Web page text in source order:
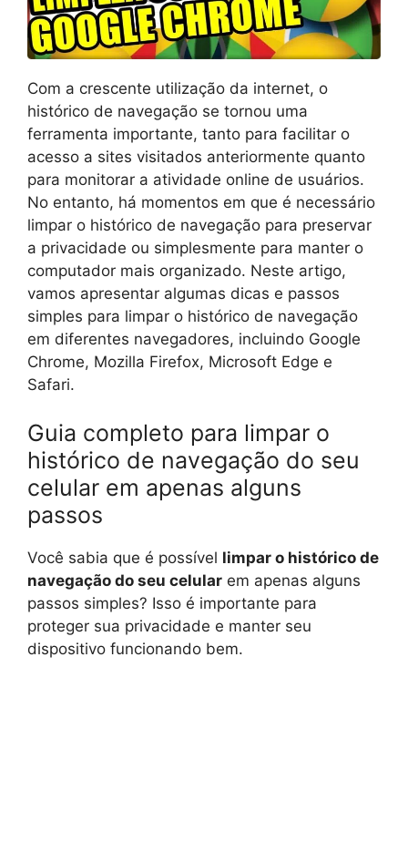
Com a crescente utilização da internet, o
histórico de navegação se tornou uma
ferramenta importante, tanto para facilitar o
acesso a sites visitados anteriormente quanto
para monitorar a atividade online de usuários.
No entanto, há momentos em que é necessário
limpar o histórico de navegação para preservar
a privacidade ou simplesmente para manter o
computador mais organizado. Neste artigo,
vamos apresentar algumas dicas e passos
simples para limpar o histórico de navegação
em diferentes navegadores, incluindo Google
Chrome, Mozilla Firefox, Microsoft Edge e
Safari.
Guia completo para limpar o
histórico de navegação do seu
celular em apenas alguns
passos
Você sabia que é possível limpar o histórico de
navegação do seu celular em apenas alguns
passos simples? Isso é importante para
proteger sua privacidade e manter seu
dispositivo funcionando bem.